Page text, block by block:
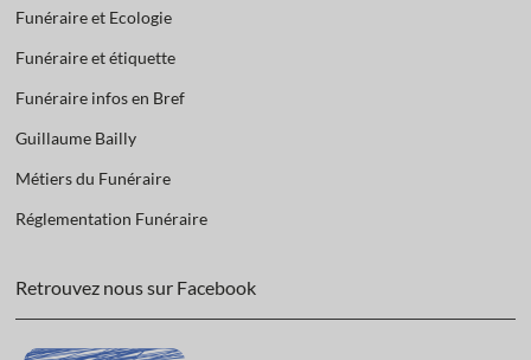
Funéraire et Ecologie
Funéraire et étiquette
Funéraire infos en Bref
Guillaume Bailly
Métiers du Funéraire
Réglementation Funéraire
Retrouvez nous sur Facebook